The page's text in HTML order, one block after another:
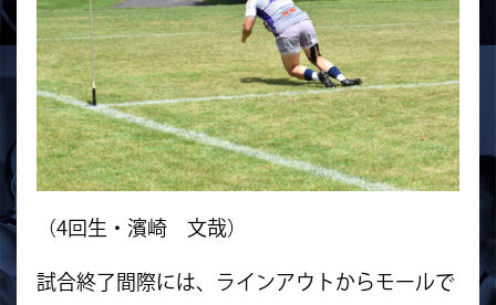
（4回生・濱崎 文哉）
試合終了間際には、ラインアウトからモールで